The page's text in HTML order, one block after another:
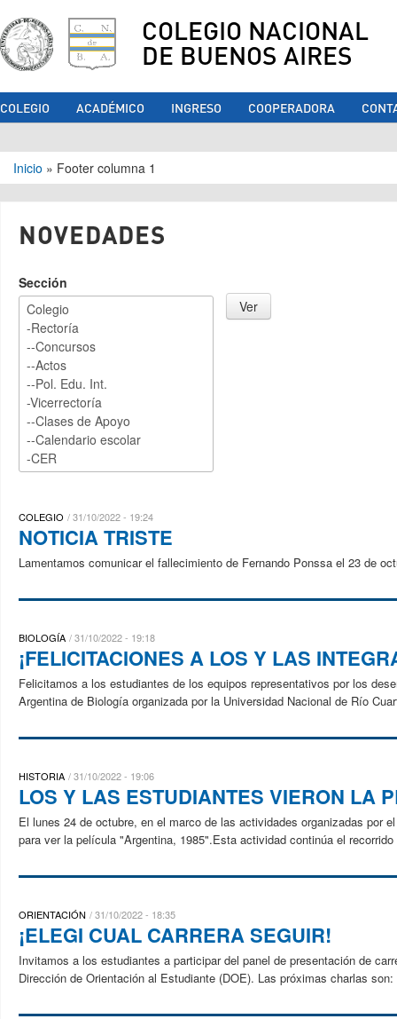
COLEGIO NACIONAL
DE BUENOS AIRES
COLEGIO ACADÉMICO INGRESO COOPERADORA
Se encuentra usted aquí
Inicio » Footer columna 1
NOVEDADES
Sección
COLEGIO 31/10/2022 - 19:24
NOTICIA TRISTE
Lamentamos comunicar el fallecimiento de Fernando Ponssa el 23 de
BIOLOGÍA 31/10/2022 - 19:18
¡FELICITACIONES A LOS Y LAS
Felicitamos a los estudiantes de los equipos representativos por los
Argentina de Biología organizada por la Universidad Nacional de Río
HISTORIA 31/10/2022 - 19:06
LOS Y LAS ESTUDIANTES VIERON LA
El lunes 24 de octubre, en el marco de las actividades organizadas por
para ver la película "Argentina, 1985".Esta actividad continúa el
ORIENTACIÓN 31/10/2022 - 18:35
¡ELEGI CUAL CARRERA SEGUIR!
Invitamos a los estudiantes a participar del panel de presentación de
Dirección de Orientación al Estudiante (DOE). Las próximas charlas